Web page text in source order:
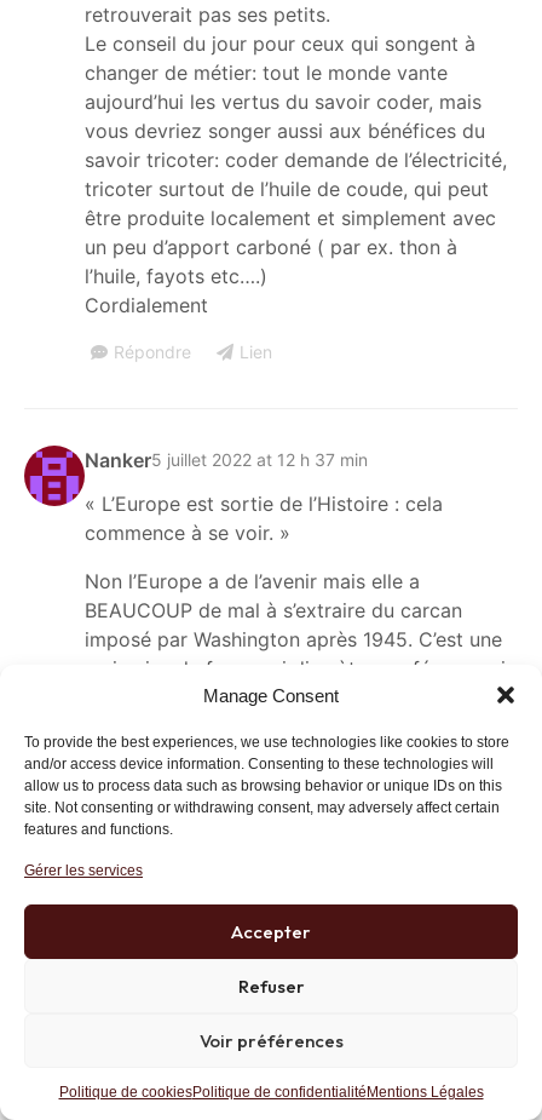
Manage Consent
To provide the best experiences, we use technologies like cookies to store
and/or access device information. Consenting to these technologies will
allow us to process data such as browsing behavior or unique IDs on this
site. Not consenting or withdrawing consent, may adversely affect certain
features and functions.
Gérer les services
Accepter
Refuser
Voir préférences
Politique de cookiesPolitique de confidentialité Mentions Légales
retrouverait pas ses petits.
Le conseil du jour pour ceux qui songent à
changer de métier: tout le monde vante
aujourd’hui les vertus du savoir coder, mais
vous devriez songer aussi aux bénéfices du
savoir tricoter: coder demande de l’électricité,
tricoter surtout de l’huile de coude, qui peut
être produite localement et simplement avec
un peu d’apport carboné ( par ex. thon à
l’huile, fayots etc….)
Cordialement
Répondre Lien
Nanker5 juillet 2022 at 12 h 37 min
« L’Europe est sortie de l’Histoire : cela
commence à se voir. »
Non l’Europe a de l’avenir mais elle a
BEAUCOUP de mal à s’extraire du carcan
imposé par Washington après 1945. C’est une
mainmise de fer, aussi discrète que féroce qui
dure depuis 80 ans. Tant que cela allait bien à
liberté mais depuis quelque temps le
protecteur devient prédateur et sans doute
ennemi.
Je ne doute pas un seul instant que les
des capitaux vers la zone Dollar et qu’elle
donne à l’Oncle Sam 10-15 ans de répit avant
américain, de fusion des pays européens dans
soviétique. De ce pt de vue l’UE n’a plus